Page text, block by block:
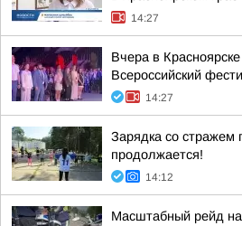
14:27
Вчера в
Всероссийский
14:27
Зарядка со стражем
продолжается!
14:12
Масштабный рейд на